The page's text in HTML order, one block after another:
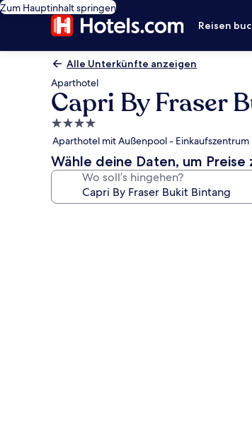
Zum Hauptinhalt springen
Reisen
Alle Unterkünfte anzeigen
Aparthotel
Capri By Fraser
4.0-
Sterne-
Unterkunft
Aparthotel mit Außenpool - Einkaufszentrum
Wähle deine Daten, um Preise
Wo soll’s hingehen?